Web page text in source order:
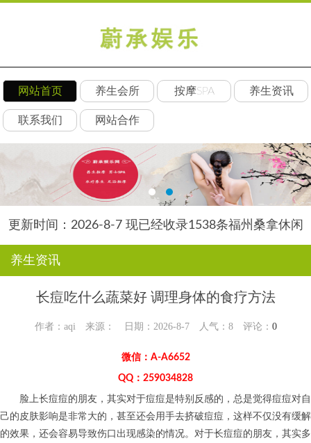
网站首页 养生会所 按摩SPA 养生资讯
联系我们 网站合作
更新时间：2026-8-7 现已经收录1538条福州桑拿休闲
养生资讯
长痘吃什么蔬菜好 调理身体的食疗方法
作者：aqi 来源： 日期：2026-8-7 人气： 8评论： 0
微信：A-A6652
QQ：259034828
脸上长痘痘的朋友，其实对于痘痘是特别反感的，总是觉得痘痘对自
己的皮肤影响是非常大的，甚至还会用手去挤破痘痘，这样不仅没有缓解
的效果，还会容易导致伤口出现感染的情况。对于长痘痘的朋友，其实多